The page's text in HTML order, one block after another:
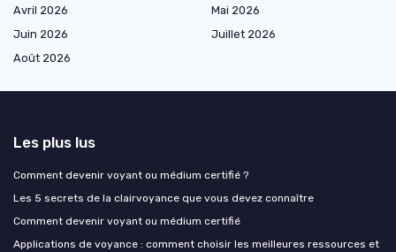
Avril 2026
Mai 2026
Juin 2026
Juillet 2026
Août 2026
Les plus lus
Comment devenir voyant ou médium certifié ?
Les 5 secrets de la clairvoyance que vous devez connaître
Comment devenir voyant ou médium certifié
Applications de voyance : comment choisir les meilleures ressources et